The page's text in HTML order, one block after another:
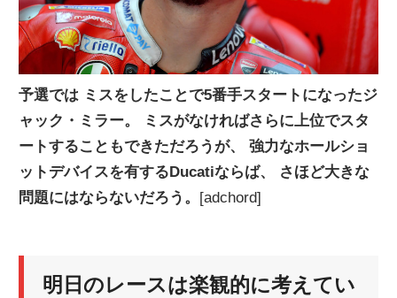
ー
ス
予選では ミスをしたことで5番手スタートになったジ
ャック・ミラー。 ミスがなければさらに上位でスタ
ートすることもできただろうが、 強力なホールショ
ットデバイスを有するDucatiならば、 さほど大きな
問題にはならないだろう。 [adchord]
明日のレースは楽観的に考えてい